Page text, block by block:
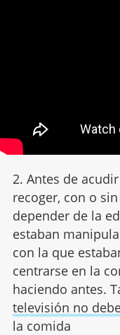
2. Antes de
recoger, con o
depender de la
estaban
con la que
centrarse en la
haciendo antes.
televisión no
la comida